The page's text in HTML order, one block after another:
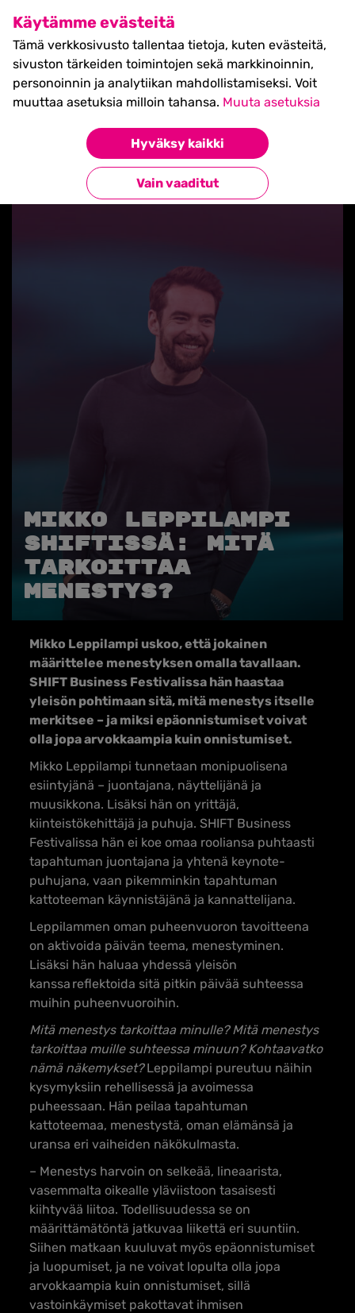
Käytämme evästeitä
Tämä verkkosivusto tallentaa tietoja, kuten evästeitä,
sivuston tärkeiden toimintojen sekä markkinoinnin,
personoinnin ja analytiikan mahdollistamiseksi. Voit
muuttaa asetuksia milloin tahansa. Muuta asetuksia
Hyväksy kaikki
Vain vaaditut
SHIFT Business Festival
27.5.2027, Turku - liput
myynnissä nyt! >>
Takaisin uutisiin
Mikko Leppilampi
SHIFTissä: Mitä
tarkoittaa
menestys?
Mikko Leppilampi uskoo, että jokainen
määrittelee menestyksen omalla tavallaan.
SHIFT Business Festivalissa hän haastaa
yleisön pohtimaansitä, mitä menestys itselle
merkitsee – ja miksi epäonnistumiset voivat
olla jopa arvokkaampia kuin onnistumiset.
Mikko Leppilampi tunnetaan monipuolisena
esiintyjänä – juontajana, näyttelijänä ja
muusikkona. Lisäksi hän on yrittäjä,
kiinteistökehittäjä ja puhuja. SHIFT Business
Festivalissa hän ei koe omaa rooliansa puhtaasti
tapahtuman juontajana ja yhtenä keynote-
puhujana, vaan pikemminkin tapahtuman
kattoteeman käynnistäjänä ja kannattelijana.
Leppilammen oman puheenvuoron tavoitteena
on aktivoida päivän teema, menestyminen.
Lisäksi hän haluaa yhdessä yleisön
kanssa reflektoida sitä pitkin päivää suhteessa
muihin puheenvuoroihin.
Mitä menestys tarkoittaa minulle? Mitä menestys
tarkoittaa muille suhteessa minuun? Kohtaavatko
nämä näkemykset?Leppilampi pureutuu näihin
kysymyksiin rehellisessä ja avoimessa
puheessaan. Hän peilaa tapahtuman
kattoteemaa, menestystä, oman elämänsä ja
uransa eri vaiheiden näkökulmasta.
– Menestys harvoin on selkeää, lineaarista,
vasemmalta oikealle yläviistoon tasaisesti
kiihtyvää liitoa. Todellisuudessa se on
määrittämätöntä jatkuvaa liikettä eri suuntiin.
Siihen matkaan kuuluvat myös epäonnistumiset
ja luopumiset, ja ne voivat lopulta olla jopa
arvokkaampia kuin onnistumiset, sillä
vastoinkäymiset pakottavat ihmisen